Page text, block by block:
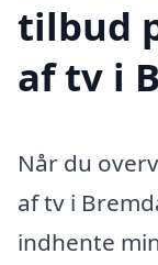
tilbud
af tv i
Når du
af tv i
indhente